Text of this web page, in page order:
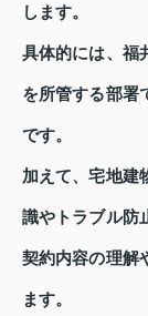
します。
具体的には、福
を所管する部署
です。
加えて、宅地建
識やトラブル防
契約内容の理解
ます。